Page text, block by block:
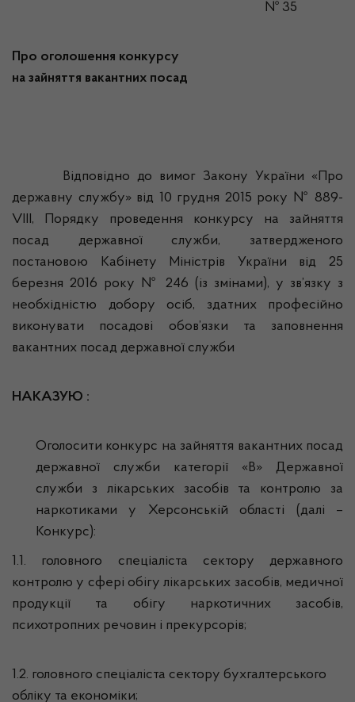
№ 35
Про оголошення конкурсу
на зайняття вакантних посад
Відповідно до вимог Закону України «Про
державну службу» від 10 грудня 2015 року № 889-
VIII, Порядку проведення конкурсу на зайняття
посад державної служби, затвердженого
постановою Кабінету Міністрів України від 25
березня 2016 року № 246 (із змінами), у зв’язку з
необхідністю добору осіб, здатних професійно
виконувати посадові обов’язки та заповнення
вакантних посад державної служби
НАКАЗУЮ :
Оголосити конкурс на зайняття вакантних посад
державної служби категорії «В» Державної
служби з лікарських засобів та контролю за
наркотиками у Херсонській області (далі –
Конкурс):
1.1. головного спеціаліста сектору державного
контролю у сфері обігу лікарських засобів, медичної
продукції та обігу наркотичних засобів,
психотропних речовин і прекурсорів;
1.2. головного спеціаліста сектору бухгалтерського
обліку та економіки;